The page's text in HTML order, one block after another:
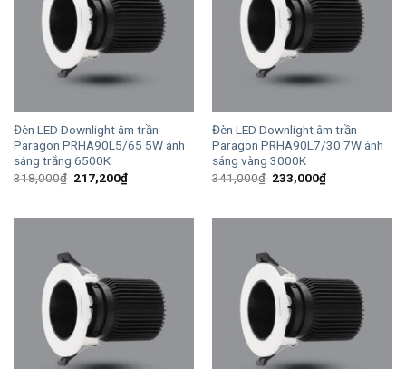
Đèn LED Downlight âm trần
Paragon PRHA90L5/65 5W ánh
sáng trắng 6500K
318,000₫ Giá
217,200₫Giá
hiện
Đèn LED Downlight âm trần
Paragon PRHA90L7/30 7W ánh
sáng vàng 3000K
341,000₫ Giá
233,000₫Giá
hiện